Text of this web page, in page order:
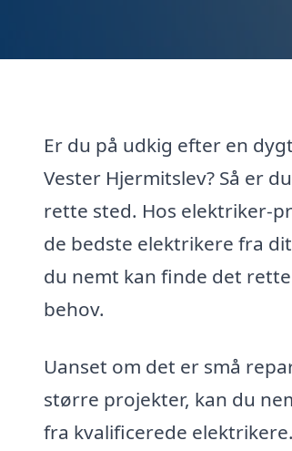
Er du på udkig efter en
Vester Hjermitslev? Så er
rette sted. Hos elektriker-
de bedste elektrikere fra
du nemt kan finde det
behov.
Uanset om det er små
større projekter, kan du
fra kvalificerede